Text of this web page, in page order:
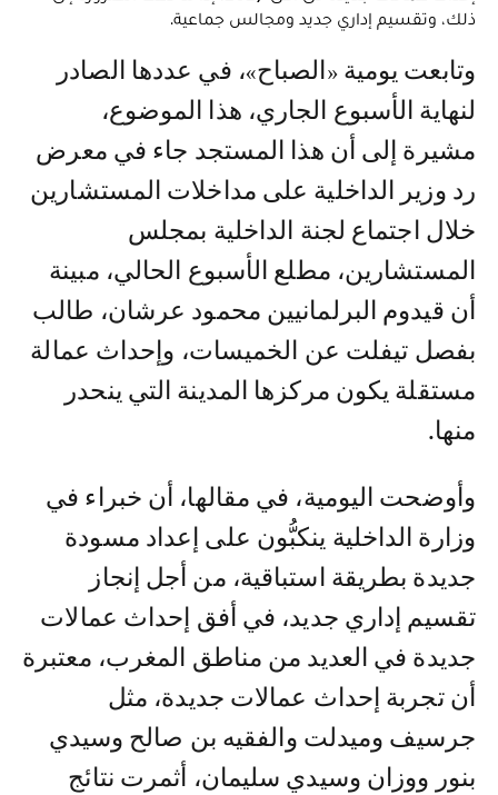
ذلك، وتقسيم إداري جديد ومجالس جماعية.
وتابعت يومية «الصباح»، في عددها الصادر
لنهاية الأسبوع الجاري، هذا الموضوع،
مشيرة إلى أن هذا المستجد جاء في معرض
رد وزير الداخلية على مداخلات المستشارين
خلال اجتماع لجنة الداخلية بمجلس
المستشارين، مطلع الأسبوع الحالي، مبينة
أن قيدوم البرلمانيين محمود عرشان، طالب
بفصل تيفلت عن الخميسات، وإحداث عمالة
مستقلة يكون مركزها المدينة التي ينحدر
منها.
وأوضحت اليومية، في مقالها، أن خبراء في
وزارة الداخلية ينكبُّون على إعداد مسودة
جديدة بطريقة استباقية، من أجل إنجاز
تقسيم إداري جديد، في أفق إحداث عمالات
جديدة في العديد من مناطق المغرب، معتبرة
أن تجربة إحداث عمالات جديدة، مثل
جرسيف وميدلت والفقيه بن صالح وسيدي
بنور ووزان وسيدي سليمان، أثمرت نتائج